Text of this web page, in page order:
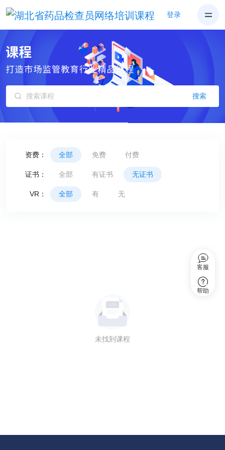
登录
客服
帮助
搜索
资费： 全部 免费 付费
证书： 全部 有证书 无证书
VR： 全部 有 无
未找到课程